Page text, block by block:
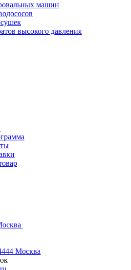
машин
высокого давления
Москва